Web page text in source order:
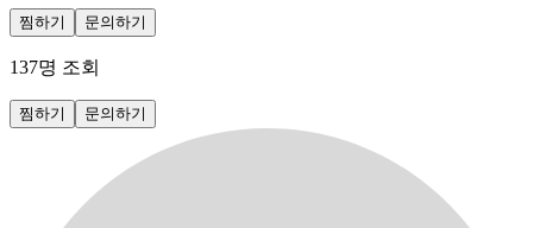
찜하기 문의하기
137명 조회
찜하기 문의하기